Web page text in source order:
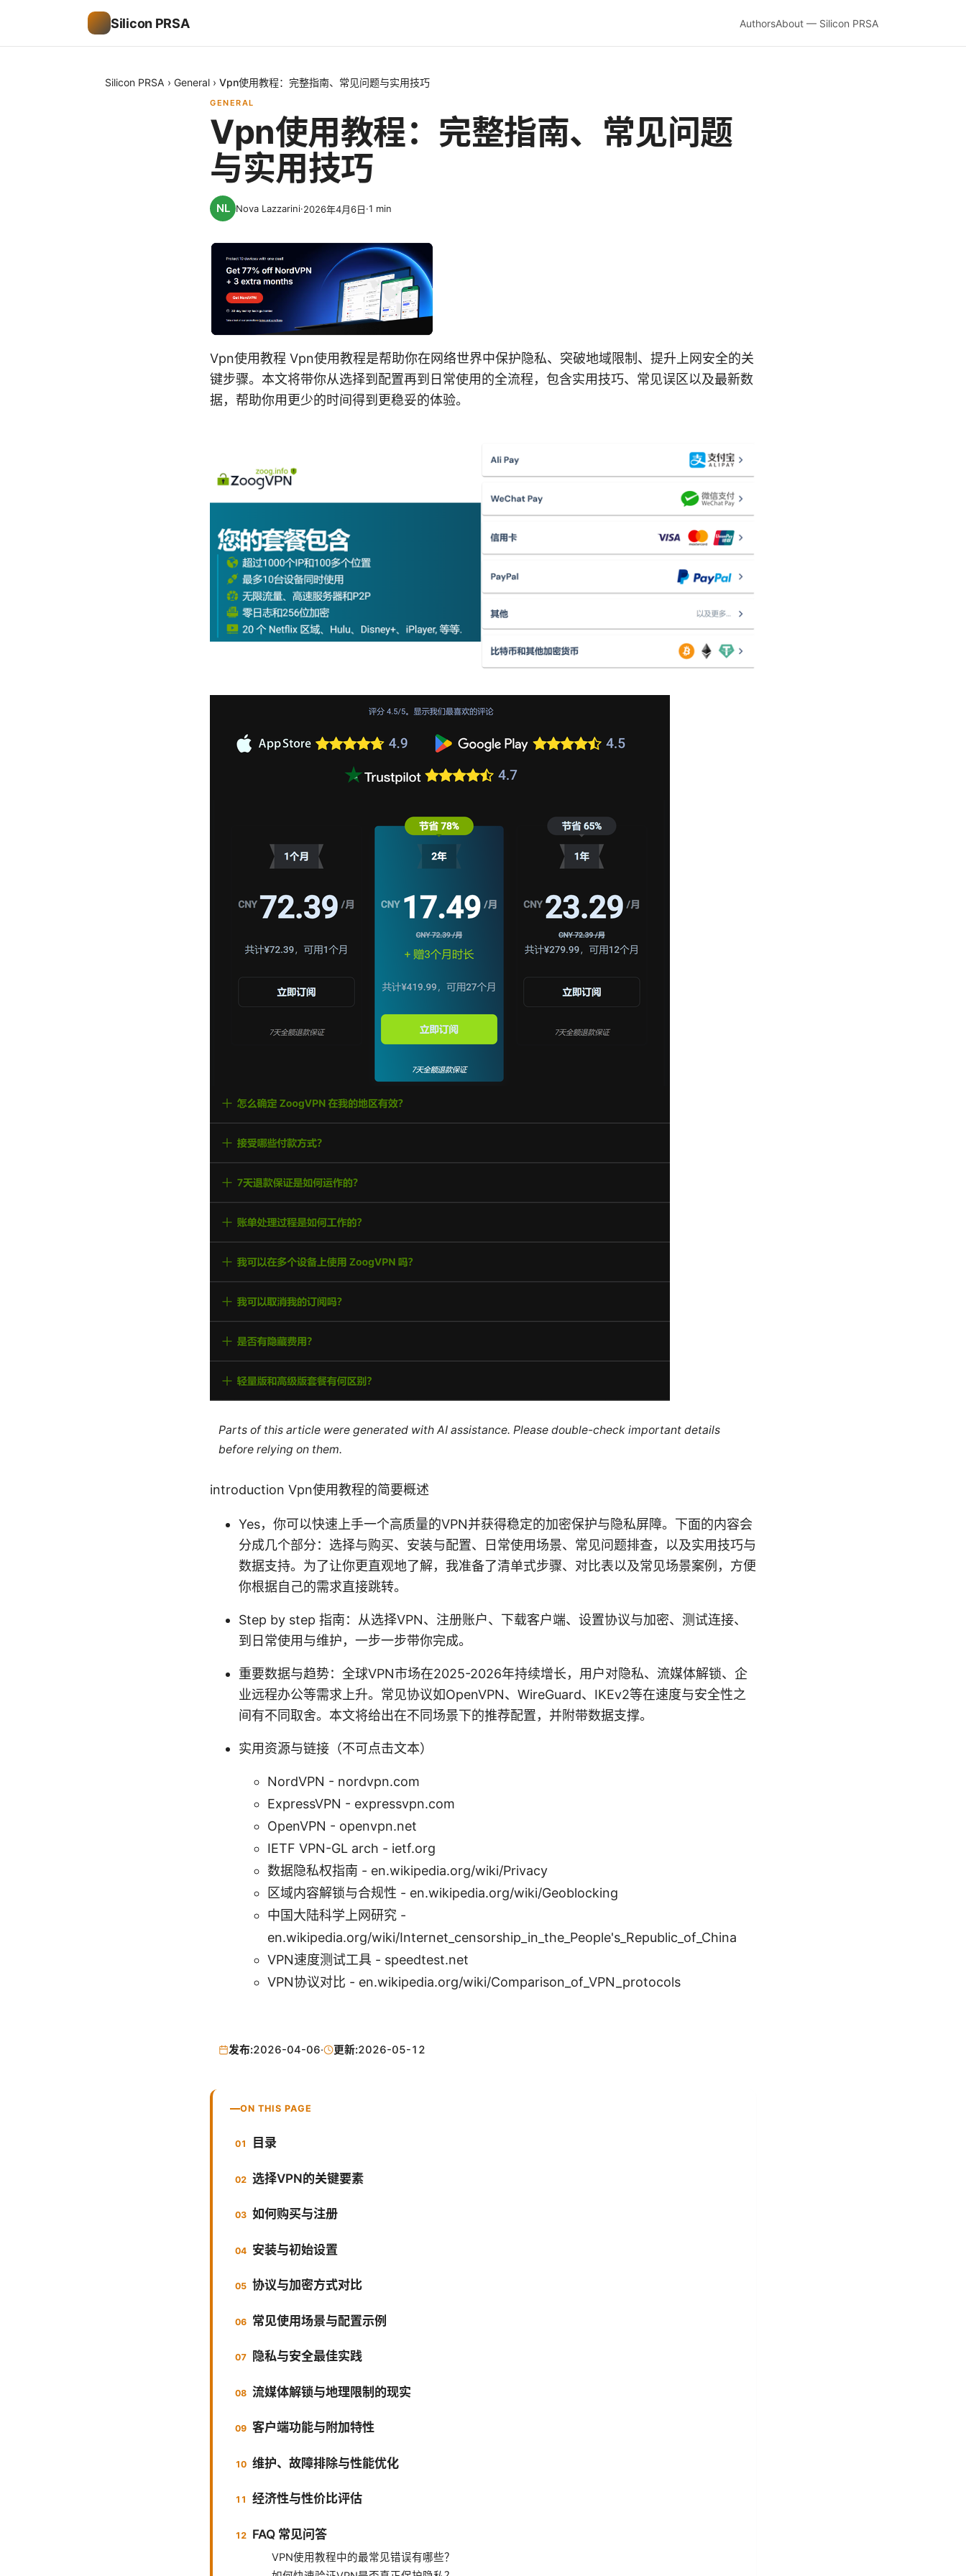
Silicon PRSA AuthorsAbout — Silicon PRSA
Silicon PRSA › General › Vpn使用教程：完整指南、常见问题与实用技巧
GENERAL
Vpn使用教程：完整指南、常见问题
与实用技巧
Nova Lazzarini·2026年4月6日·1 min
Vpn使用教程 Vpn使用教程是帮助你在网络世界中保护隐私、突破地域限制、提升上网安全的关
键步骤。本文将带你从选择到配置再到日常使用的全流程，包含实用技巧、常见误区以及最新数
据，帮助你用更少的时间得到更稳妥的体验。
Parts of this article were generated with AI assistance. Please double-check important details
before relying on them.
introduction Vpn使用教程的简要概述
Yes，你可以快速上手一个高质量的VPN并获得稳定的加密保护与隐私屏障。下面的内容会
分成几个部分：选择与购买、安装与配置、日常使用场景、常见问题排查，以及实用技巧与
数据支持。为了让你更直观地了解，我准备了清单式步骤、对比表以及常见场景案例，方便
你根据自己的需求直接跳转。
Step by step 指南：从选择VPN、注册账户、下载客户端、设置协议与加密、测试连接、
到日常使用与维护，一步一步带你完成。
重要数据与趋势：全球VPN市场在2025-2026年持续增长，用户对隐私、流媒体解锁、企
业远程办公等需求上升。常见协议如OpenVPN、WireGuard、IKEv2等在速度与安全性之
间有不同取舍。本文将给出在不同场景下的推荐配置，并附带数据支撑。
实用资源与链接（不可点击文本）
NordVPN - nordvpn.com
ExpressVPN - expressvpn.com
OpenVPN - openvpn.net
IETF VPN-GL arch - ietf.org
数据隐私权指南 - en.wikipedia.org/wiki/Privacy
区域内容解锁与合规性 - en.wikipedia.org/wiki/Geoblocking
中国大陆科学上网研究 -
en.wikipedia.org/wiki/Internet_censorship_in_the_People's_Republic_of_China
VPN速度测试工具 - speedtest.net
VPN协议对比 - en.wikipedia.org/wiki/Comparison_of_VPN_protocols
发布:2026-04-06· 更新:2026-05-12
ON THIS PAGE
目录
选择VPN的关键要素
如何购买与注册
安装与初始设置
协议与加密方式对比
常见使用场景与配置示例
隐私与安全最佳实践
流媒体解锁与地理限制的现实
客户端功能与附加特性
维护、故障排除与性能优化
经济性与性价比评估
FAQ 常见问答
VPN使用教程中的最常见错误有哪些？